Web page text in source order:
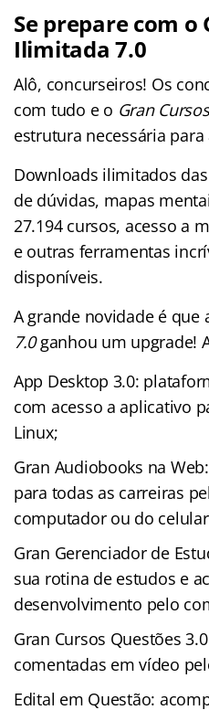
Se prepare com
Ilimitada 7.0
Alô, concurseiros! Os
com tudo e o Gran
estrutura necessária
Downloads ilimitados
de dúvidas, mapas
27.194 cursos, acesso a
e outras ferramentas
disponíveis.
A grande novidade é que
7.0ganhou um upgrade!
App Desktop 3.0:
com acesso a aplicativo
Linux;
Gran Audiobooks na
para todas as carreiras
computador ou do
Gran Gerenciador de
sua rotina de estudos e
desenvolvimento pelo
Gran Cursos Questões
comentadas em vídeo
Edital em Questão: